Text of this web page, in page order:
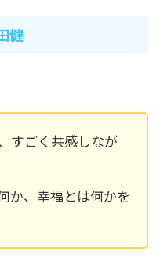
健
すごく共感しなが
か、幸福とは何かを